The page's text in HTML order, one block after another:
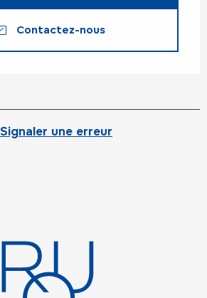
Contactez-nous
Signaler une erreur